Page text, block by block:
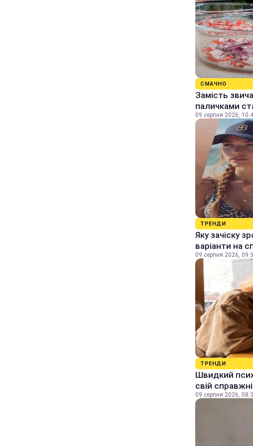
СМАЧНО
Замість
паличками
09 серпня 2026,
ТРЕНДИ
Яку зачіску
варіанти на
09 серпня 2026,
ТРЕНДИ
Швидкий
свій
09 серпня 2026,